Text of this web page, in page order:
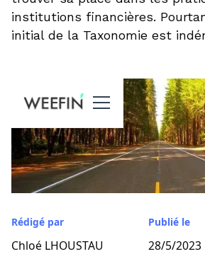
institutions financières.
initial de la Taxonomie est
Rédigé par
Chloé LHOUSTAU
Publié le
28/5/2023